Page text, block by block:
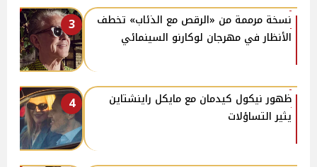
3
نسخة مرممة من «الرقص مع الذئاب» تخطف
الأنظار في مهرجان لوكارنو السينمائي
4
ظهور نيكول كيدمان مع مايكل راينشتاين
يثير التساؤلات